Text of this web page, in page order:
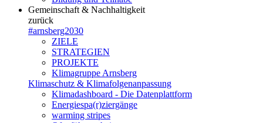
Gemeinschaft & Nachhaltigkeit
zurück
#arnsberg2030
ZIELE
STRATEGIEN
PROJEKTE
Klimagruppe Arnsberg
Klimaschutz & Klimafolgenanpassung
Klimadashboard - Die Datenplattform
Energiespa(r)ziergänge
warming stripes